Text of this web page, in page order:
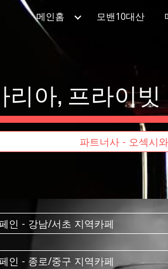
Skip to main content
메인홈 모밴10대산
리아, 프라이
파트너사 - 오섹시
인 - 강남/서초 지역카페
인 - 종로/중구 지역카페